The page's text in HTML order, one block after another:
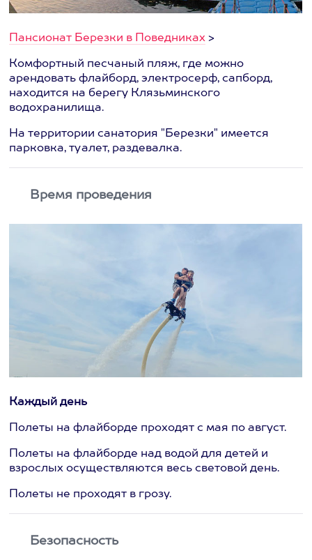
Пансионат Березки в Поведниках >
Комфортный песчаный пляж, где можно
арендовать флайборд, электросерф, сапборд,
находится на берегу Клязьминского
водохранилища.
На территории санатория "Березки" имеется
парковка, туалет, раздевалка.
Время проведения
Каждый день
Полеты на флайборде проходят с мая по август.
Полеты на флайборде над водой для детей и
взрослых осуществляются весь световой день.
Полеты не проходят в грозу.
Безопасность